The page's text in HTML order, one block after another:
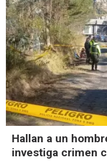
Hallan a un
investiga crimen